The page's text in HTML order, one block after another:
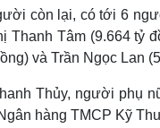
còn lại, có tới 6
Thanh Tâm (9.664 tỷ
và Trần Ngọc Lan
Thủy, người phụ
hàng TMCP Kỹ